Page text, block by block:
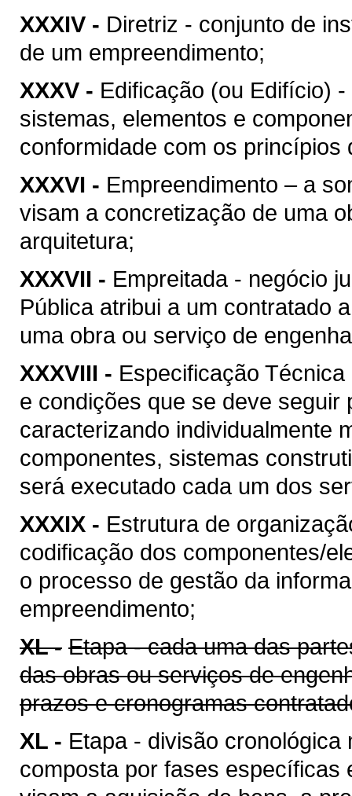
XXXIV - Diretriz - conjunto de
de um empreendimento;
XXXV - Edificação (ou Edifício)
sistemas, elementos e
conformidade com os
XXXVI - Empreendimento – a
visam a concretização de uma
arquitetura;
XXXVII - Empreitada - negócio
Pública atribui a um contratado
uma obra ou serviço de
XXXVIII - Especificação
e condições que se deve seguir
caracterizando individualmente
componentes, sistemas
será executado cada um dos
XXXIX - Estrutura de
codificação dos componentes/
o processo de gestão da
empreendimento;
XL - Etapa - cada uma das
das obras ou serviços de
prazos e cronogramas
XL - Etapa - divisão
composta por fases específicas